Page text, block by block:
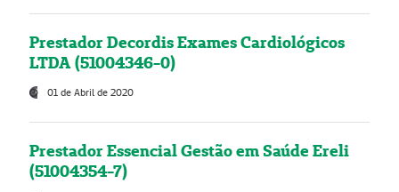
Prestador Decordis Exames Cardiológicos
LTDA (51004346-0)
01 de Abril de 2020
Prestador Essencial Gestão em Saúde Ereli
(51004354-7)